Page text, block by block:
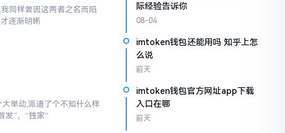
同样曾因这两者之名而陷
逐渐明晰
举动,派遣了个不知什么样
发”、“独家”
际经验告诉你
08-04
imtoken钱包还能用吗 知乎上怎
么说
前天
imtoken钱包官方网址app下载
入口在哪
前天